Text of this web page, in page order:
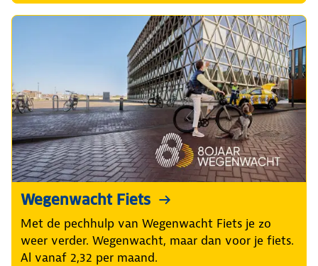
Wegenwacht Fiets
Met de pechhulp van Wegenwacht Fiets je zo
weer verder. Wegenwacht, maar dan voor je fiets.
Al vanaf 2,32 per maand.